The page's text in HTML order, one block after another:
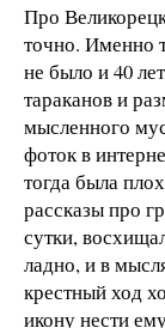
Про
точно. Именно
не было и 40
тараканов и
мысленного
фоток в
тогда была
рассказы про
сутки,
ладно, и в
крестный ход
икону нести